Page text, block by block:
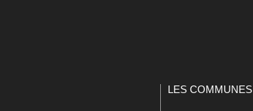
LES COMMUNES